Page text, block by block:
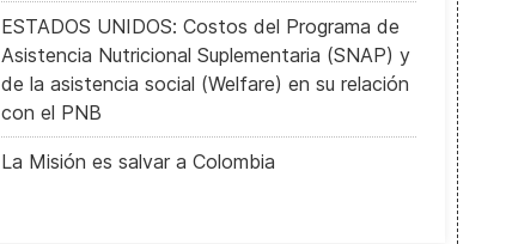
ESTADOS UNIDOS: Costos del Programa de
Asistencia Nutricional Suplementaria (SNAP) y
de la asistencia social (Welfare) en su relación
con el PNB
La Misión es salvar a Colombia